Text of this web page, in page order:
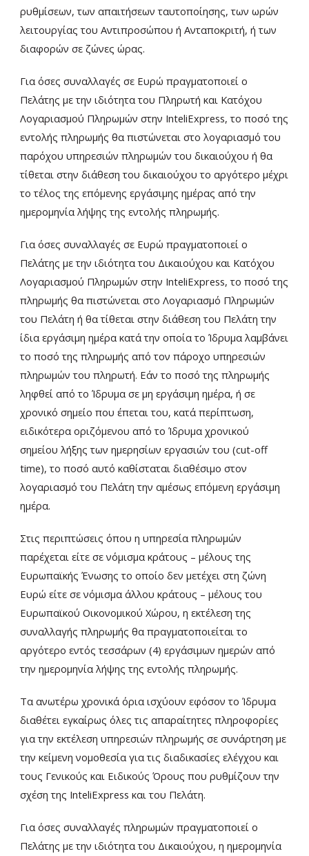
ρυθμίσεων, των απαιτήσεων ταυτοποίησης, των ωρών
λειτουργίας του Αντιπροσώπου ή Ανταποκριτή, ή των
διαφορών σε ζώνες ώρας.
Για όσες συναλλαγές σε Ευρώ πραγματοποιεί ο
Πελάτης με την ιδιότητα του Πληρωτή και Κατόχου
Λογαριασμού Πληρωμών στην InteliExpress, το ποσό της
εντολής πληρωμής θα πιστώνεται στο λογαριασμό του
παρόχου υπηρεσιών πληρωμών του δικαιούχου ή θα
τίθεται στην διάθεση του δικαιούχου το αργότερο μέχρι
το τέλος της επόμενης εργάσιμης ημέρας από την
ημερομηνία λήψης της εντολής πληρωμής.
Για όσες συναλλαγές σε Ευρώ πραγματοποιεί ο
Πελάτης με την ιδιότητα του Δικαιούχου και Κατόχου
Λογαριασμού Πληρωμών στην InteliExpress, το ποσό της
πληρωμής θα πιστώνεται στο Λογαριασμό Πληρωμών
του Πελάτη ή θα τίθεται στην διάθεση του Πελάτη την
ίδια εργάσιμη ημέρα κατά την οποία το Ίδρυμα λαμβάνει
το ποσό της πληρωμής από τον πάροχο υπηρεσιών
πληρωμών του πληρωτή. Εάν το ποσό της πληρωμής
ληφθεί από το Ίδρυμα σε μη εργάσιμη ημέρα, ή σε
χρονικό σημείο που έπεται του, κατά περίπτωση,
ειδικότερα οριζόμενου από το Ίδρυμα χρονικού
σημείου λήξης των ημερησίων εργασιών του (cut-off
time), το ποσό αυτό καθίσταται διαθέσιμο στον
λογαριασμό του Πελάτη την αμέσως επόμενη εργάσιμη
ημέρα.
Στις περιπτώσεις όπου η υπηρεσία πληρωμών
παρέχεται είτε σε νόμισμα κράτους – μέλους της
Ευρωπαϊκής Ένωσης το οποίο δεν μετέχει στη ζώνη
Ευρώ είτε σε νόμισμα άλλου κράτους – μέλους του
Ευρωπαϊκού Οικονομικού Χώρου, η εκτέλεση της
συναλλαγής πληρωμής θα πραγματοποιείται το
αργότερο εντός τεσσάρων (4) εργάσιμων ημερών από
την ημερομηνία λήψης της εντολής πληρωμής.
Τα ανωτέρω χρονικά όρια ισχύουν εφόσον το Ίδρυμα
διαθέτει εγκαίρως όλες τις απαραίτητες πληροφορίες
για την εκτέλεση υπηρεσιών πληρωμής σε συνάρτηση με
την κείμενη νομοθεσία για τις διαδικασίες ελέγχου και
τους Γενικούς και Ειδικούς Όρους που ρυθμίζουν την
σχέση της InteliExpress και του Πελάτη.
Για όσες συναλλαγές πληρωμών πραγματοποιεί ο
Πελάτης με την ιδιότητα του Δικαιούχου, η ημερομηνία